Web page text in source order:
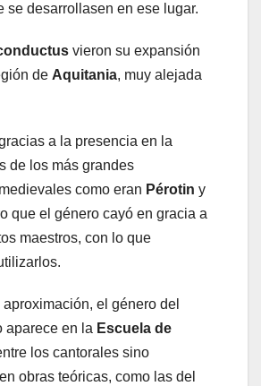
se desarrollasen en ese lugar.
vieron su expansión
de Aquitania, muy alejada
a la presencia en la
de los más grandes
como eran Pérotin y
que el género cayó en gracia a
maestros, con lo que
el género del
aparece en la Escuela de
los cantorales sino
obras teóricas, como las del